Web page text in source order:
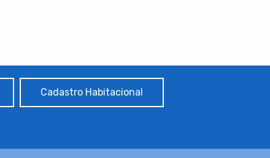
Cadastro Habitacional